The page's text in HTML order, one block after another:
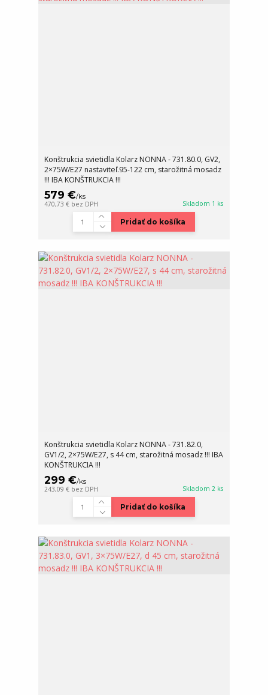
Konštrukcia svietidla Kolarz NONNA - 731.80.0, GV2,
2×75W/E27 nastaviteľ.95-122 cm, starožitná mosadz
!!! IBA KONŠTRUKCIA !!!
579 €/ks
470,73 € bez DPH Skladom 1 ks
Pridať do košíka
Konštrukcia svietidla Kolarz NONNA - 731.82.0,
GV1/2, 2×75W/E27, s 44 cm, starožitná mosadz !!! IBA
KONŠTRUKCIA !!!
299 €/ks
243,09 € bez DPH Skladom 2 ks
Pridať do košíka